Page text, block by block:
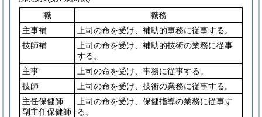
職
職務
主事補
上司の命を受け、補助的事務に従事する。
技師補
上司の命を受け、補助的技術の業務に従事
する。
主事
上司の命を受け、事務に従事する。
技師
上司の命を受け、技術の業務に従事する。
主任保健師
副主任保健師
上司の命を受け、保健指導の業務に従事す
る。